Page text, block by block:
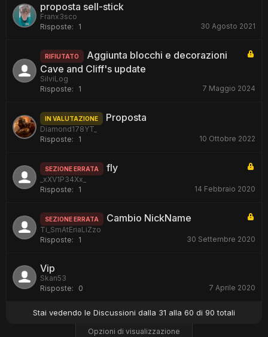
proposta sell-stick
Franx3sco
Risposte:
1 30 Agosto 2021
RIFIUTATO
Aggiunta blocchi e decorazioni
Cave and Cliff's update
SilviLog
Risposte:
1 7 Maggio 2024
IN VALUTAZIONE Proposta
Diamond178YT_
Risposte:
1 10 Ottobre 2022
SEZIONE ERRATA fly
_xXV1P34Xx_
Risposte:
1 14 Febbraio 2020
SEZIONE ERRATA Cambio NickName
Ti_SmAtEriaLiZzo
Risposte:
1 30 Settembre 2020
Vip
Skan53
Risposte:
0 7 Aprile 2020
Stai vedendo le Discussioni dalla 31 alla 60 di 90 totali
Opzioni di visualizzazione